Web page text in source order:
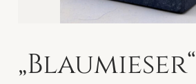
„Blaumieser“